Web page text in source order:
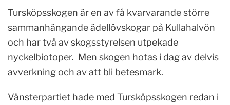
Tursköpsskogen är en av få kvarvarande större
sammanhängande ädellövskogar på Kullahalvön
och har två av skogsstyrelsen utpekade
nyckelbiotoper. Men skogen hotas i dag av delvis
avverkning och av att bli betesmark.
Vänsterpartiet hade med Tursköpsskogen redan i